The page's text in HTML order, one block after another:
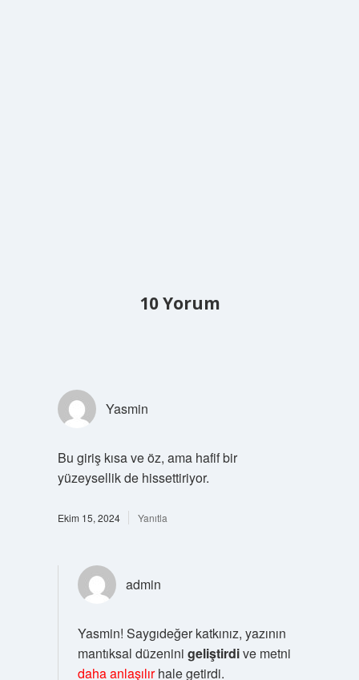
10 Yorum
Yasmin
Bu giriş kısa ve öz, ama hafif bir
yüzeysellik de hissettiriyor.
Ekim 15, 2024 Yanıtla
admin
Yasmin! Saygıdeğer katkınız, yazının
mantıksal düzenini geliştirdive metni
daha anlaşılırhale getirdi.